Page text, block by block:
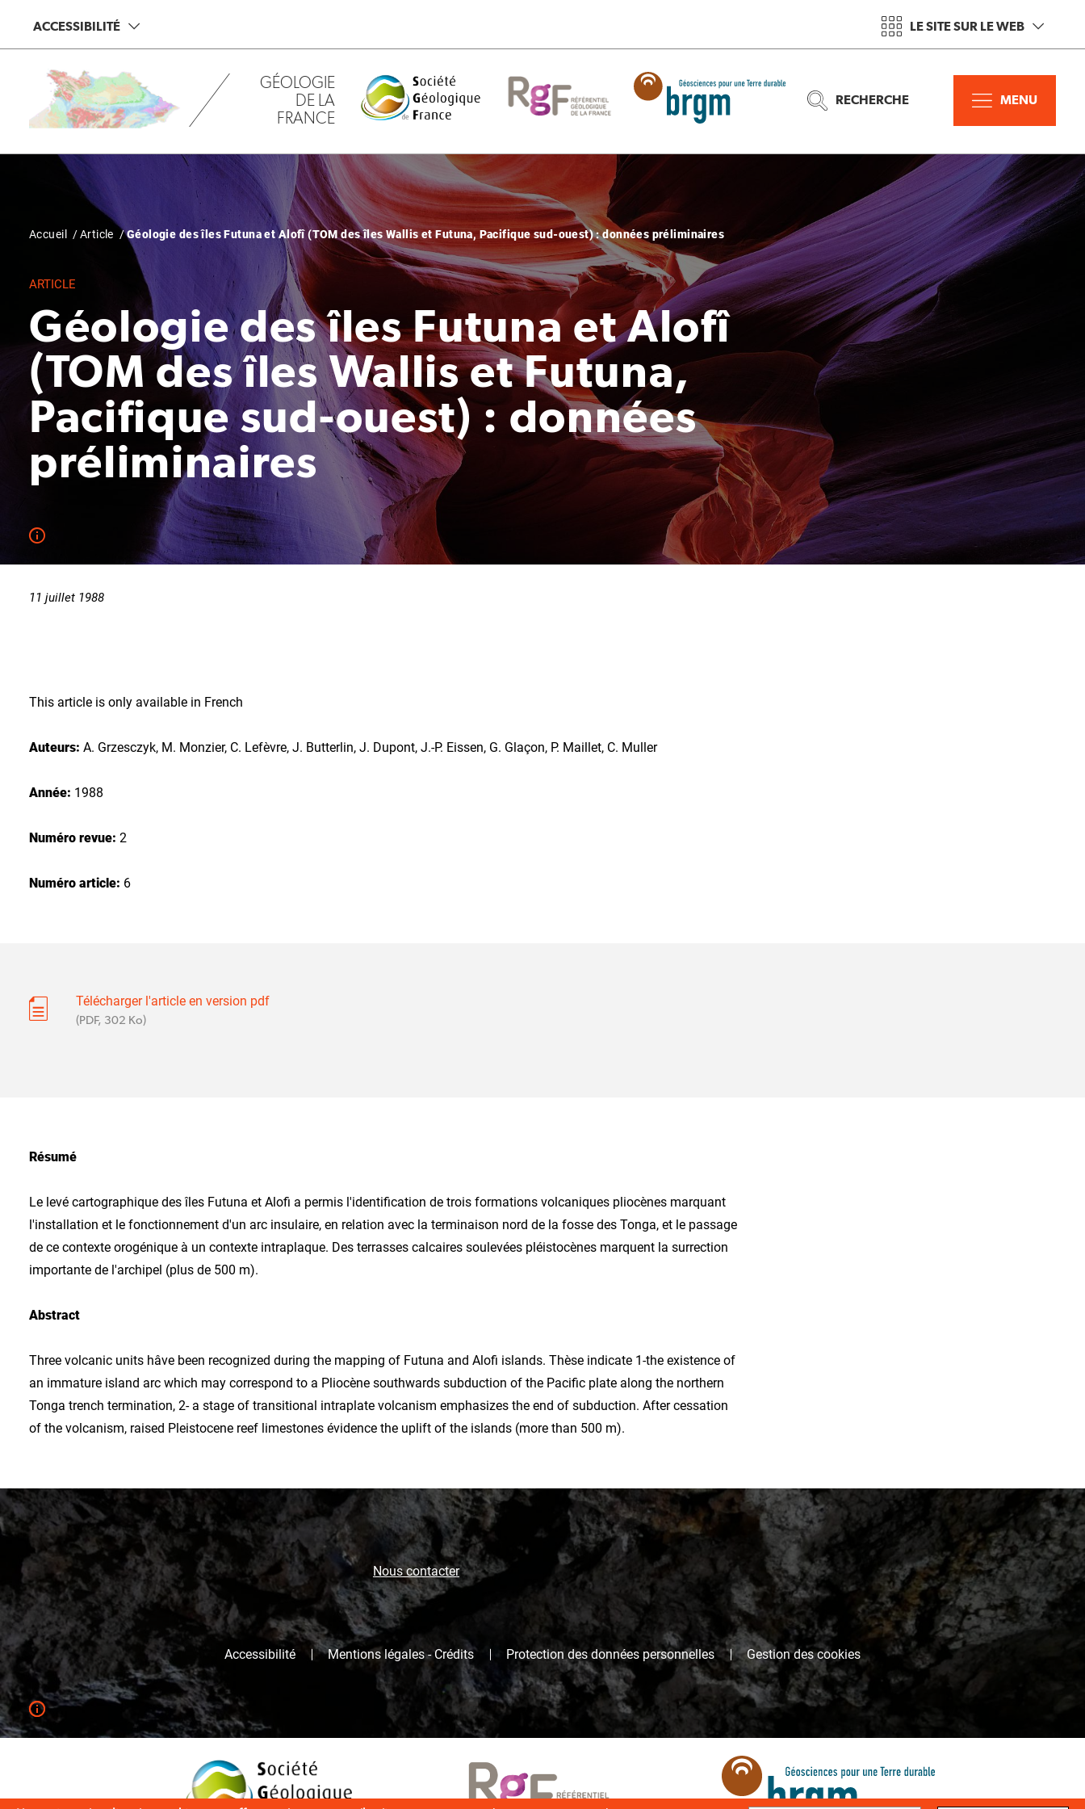
contenu
ACCESSIBILITÉ LE SITE SUR LE WEB
GÉOLOGIE
DE LA
FRANCE
RECHERCHE MENU
Fil
Accueil Article Géologie des îles Futuna et Alofî (TOM des îles Wallis et Futuna, Pacifique sud-ouest) : données préliminaires
ARTICLE
Géologie des îles Futuna et Alofî
(TOM des îles Wallis et Futuna,
Pacifique sud-ouest) : données
préliminaires
11 juillet 1988
This article is only available in French
Auteurs: A. Grzesczyk, M. Monzier, C. Lefèvre, J. Butterlin, J. Dupont, J.-P. Eissen, G. Glaçon, P. Maillet, C. Muller
Année: 1988
Numéro revue: 2
Numéro article: 6
Télécharger l'article en version pdf
(PDF, 302 Ko)
Résumé
Le levé cartographique des îles Futuna et Alofi a permis l'identification de trois formations volcaniques pliocènes marquant
l'installation et le fonctionnement d'un arc insulaire, en relation avec la terminaison nord de la fosse des Tonga, et le passage
de ce contexte orogénique à un contexte intraplaque. Des terrasses calcaires soulevées pléistocènes marquent la surrection
importante de l'archipel (plus de 500 m).
Abstract
Three volcanic units hâve been recognized during the mapping of Futuna and Alofi islands. Thèse indicate 1-the existence of
an immature island arc which may correspond to a Pliocène southwards subduction of the Pacific plate along the northern
Tonga trench termination, 2- a stage of transitional intraplate volcanism emphasizes the end of subduction. After cessation
of the volcanism, raised Pleistocene reef limestones évidence the uplift of the islands (more than 500 m).
Nous contacter
Accessibilité Mentions légales - Crédits Protection des données personnelles Gestion des cookies